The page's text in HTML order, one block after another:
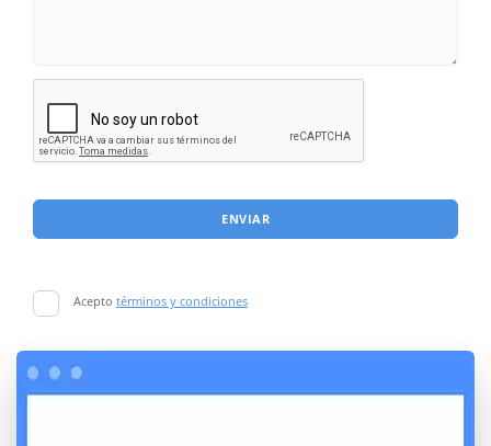
ENVIAR
Acepto términos y condiciones